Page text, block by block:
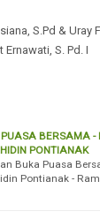
S.Pd & Uray
Ernawati, S. Pd. I
BERSAMA
PONTIANAK
Buka Puasa
Pontianak -